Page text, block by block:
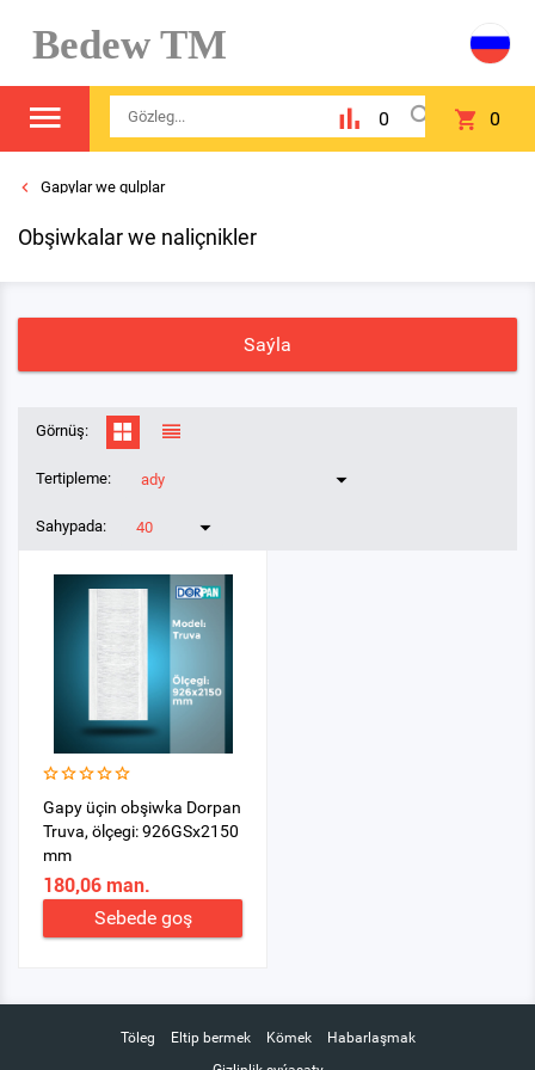
Bedew TM
0 0
Gapylar we gulplar
Obşiwkalar we naliçnikler
Saýla
Görnüş:
Tertipleme: ady
Sahypada: 40
Gapy üçin obşiwka Dorpan
Truva, ölçegi: 926GSx2150
mm
180,06 man.
Sebede goş
Töleg Eltip bermek Kömek
Habarlaşmak